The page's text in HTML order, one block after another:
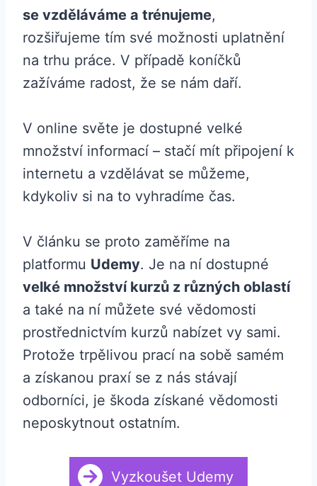
se vzděláváme a trénujeme,
rozšiřujeme tím své možnosti uplatnění
na trhu práce. V případě koníčků
zažíváme radost, že se nám daří.
V online světe je dostupné velké
množství informací – stačí mít připojení k
internetu a vzdělávat se můžeme,
kdykoliv si na to vyhradíme čas.
V článku se proto zaměříme na
platformu Udemy. Je na ní dostupné
velké množství kurzů z různých oblastí
a také na ní můžete své vědomosti
prostřednictvím kurzů nabízet vy sami.
Protože trpělivou prací na sobě samém
a získanou praxí se z nás stávají
odborníci, je škoda získané vědomosti
neposkytnout ostatním.
Vyzkoušet Udemy